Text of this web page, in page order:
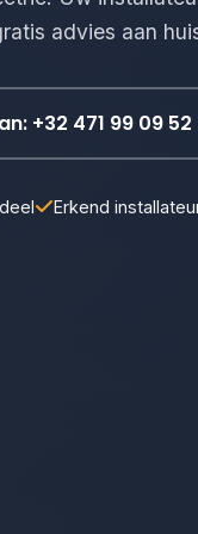
advies aan
+32 471 99 09 52
Erkend